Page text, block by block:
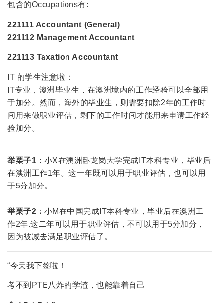
包含的Occupations有:
221111 Accountant (General)
221112 Management Accountant
221113 Taxation Accountant
IT 的学生注意啦：
IT专业，澳洲毕业生，在澳洲境内的工作经验可以全部用
于加分。然而，海外的毕业生，则需要扣除2年的工作时
间用来做职业评估，剩下的工作时间才能用来申请工作经
验加分。
举栗子1： 小X在澳洲卧龙岗大学完成IT本科专业，毕业后
在澳洲工作1年。这一年既可以用于职业评估，也可以用
于5分加分。
举栗子2： 小M在中国完成IT本科专业，毕业后在澳洲工
作2年.这二年可以用于职业评估，不可以用于5分加分，
因为被减去满足职业评估了。
“今天我下签啦！
考不到PTE八炸的学渣，也能靠着自己